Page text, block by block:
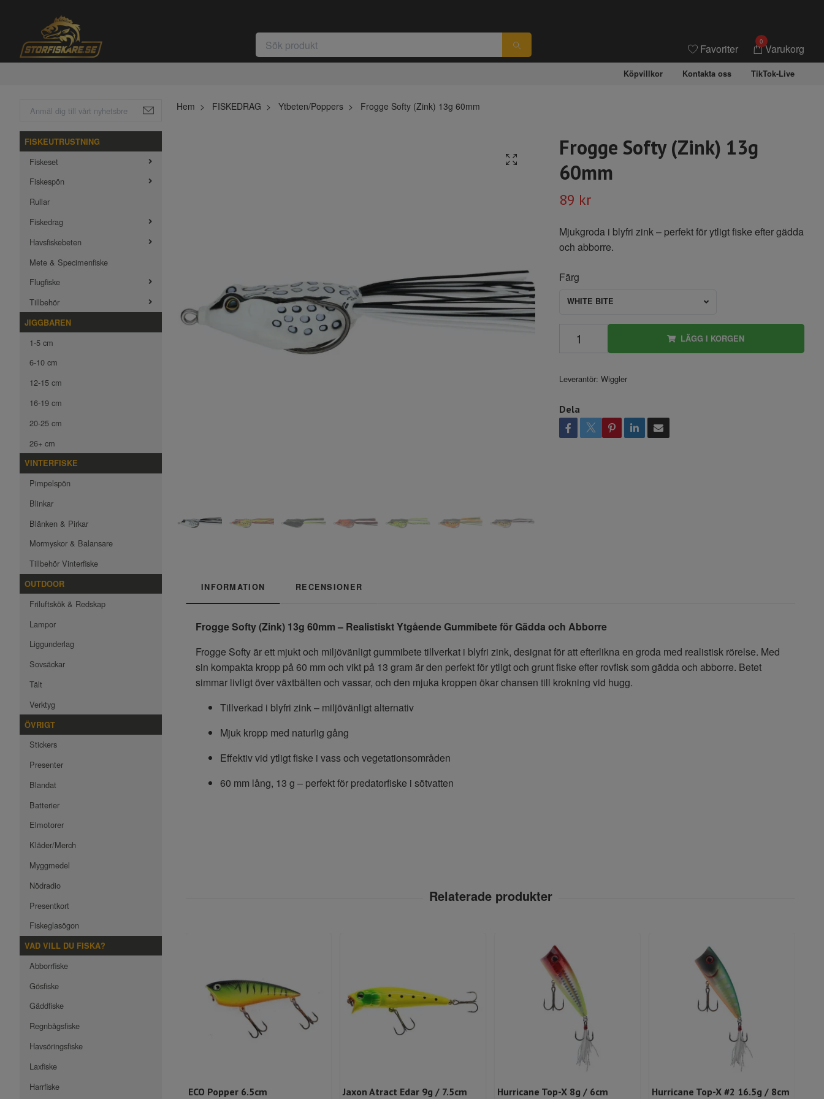
Favoriter
0
Varukorg
Köpvillkor Kontakta oss TikTok-Live
FISKEUTRUSTNING
Fiskeset
Fiskespön
Rullar
Fiskedrag
Havsfiskebeten
Mete & Specimenfiske
Flugfiske
Tillbehör
JIGGBAREN
1-5 cm
6-10 cm
12-15 cm
16-19 cm
20-25 cm
26+ cm
VINTERFISKE
Pimpelspön
Blinkar
Blänken & Pirkar
Mormyskor & Balansare
Tillbehör Vinterfiske
OUTDOOR
Friluftskök & Redskap
Lampor
Liggunderlag
Sovsäckar
Tält
Verktyg
ÖVRIGT
Stickers
Presenter
Blandat
Batterier
Elmotorer
Kläder/Merch
Myggmedel
Nödradio
Presentkort
Fiskeglasögon
VAD VILL DU FISKA?
Abborrfiske
Gösfiske
Gäddfiske
Regnbågsfiske
Havsöringsfiske
Laxfiske
Harrfiske
Hem FISKEDRAG Ytbeten/Poppers Frogge Softy (Zink) 13g 60mm
Frogge Softy (Zink) 13g
60mm
89 kr
Mjukgroda i blyfri zink – perfekt för ytligt fiske efter gädda
och abborre.
Färg
WHITE BITE
LÄGG I KORGEN
Leverantör: Wiggler
Dela
INFORMATION RECENSIONER
Frogge Softy (Zink) 13g 60mm – Realistiskt Ytgående Gummibete för Gädda och Abborre
Frogge Softy är ett mjukt och miljövänligt gummibete tillverkat i blyfri zink, designat för att efterlikna en groda med realistisk rörelse. Med
sin kompakta kropp på 60 mm och vikt på 13 gram är den perfekt för ytligt och grunt fiske efter rovfisk som gädda och abborre. Betet
simmar livligt över växtbälten och vassar, och den mjuka kroppen ökar chansen till krokning vid hugg.
Tillverkad i blyfri zink – miljövänligt alternativ
Mjuk kropp med naturlig gång
Effektiv vid ytligt fiske i vass och vegetationsområden
60 mm lång, 13 g – perfekt för predatorfiske i sötvatten
ECO Popper 6.5cm
Jaxon Atract Edar 9g / 7.5cm
Hurricane Top-X 8g / 6cm
Hurricane Top-X #2 16.5g / 8cm